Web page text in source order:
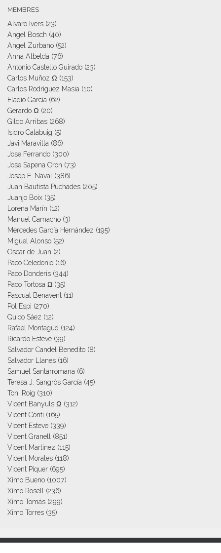
MEMBRES
Alvaro Ivers (23)
Angel Bosch (40)
Angel Zurbano (52)
Anna Albelda (76)
Antonio Castello Guirado (23)
Carlos Muñoz Ω (153)
Carlos Rodriguez Masia (10)
Eladio García (62)
Gerardo Ω (20)
Gildo Arribas (268)
Isidro Calabuig (5)
Javi Maravilla (86)
Jose Ferrando (300)
Jose Sapena Oron (73)
Josep E. Naval
(386)
Juan Bautista Puchades (205)
Juanjo Boix (35)
Lorena Marín (12)
Manuel Camacho (3)
Mercedes García Hernández (195)
Miguel Alonso (52)
Oscar de Juan (2)
Paco Celedonio (16)
Paco Donderis (344)
Paco Tortosa Ω (35)
Pascual Benavent (11)
Pol Espi (270)
Quico Sáez (12)
Rafael Montagud (124)
Ricardo Esteve (39)
Salvador Candel Benedito (8)
Salvador Llanes (16)
Samuel Santarromana (6)
Teresa J. Sangrós García (45)
Toni Roig (310)
Vicent Banyuls Ω (312)
Vicent Conti (165)
Vicent Esteve (339)
Vicent Granell
(851)
Vicent Martinez (115)
Vicent Morales (118)
Vicent Piquer (695)
Ximo Bueno (1007)
Ximo Rosell
(236)
Ximo Tomás (299)
Ximo Torres (35)